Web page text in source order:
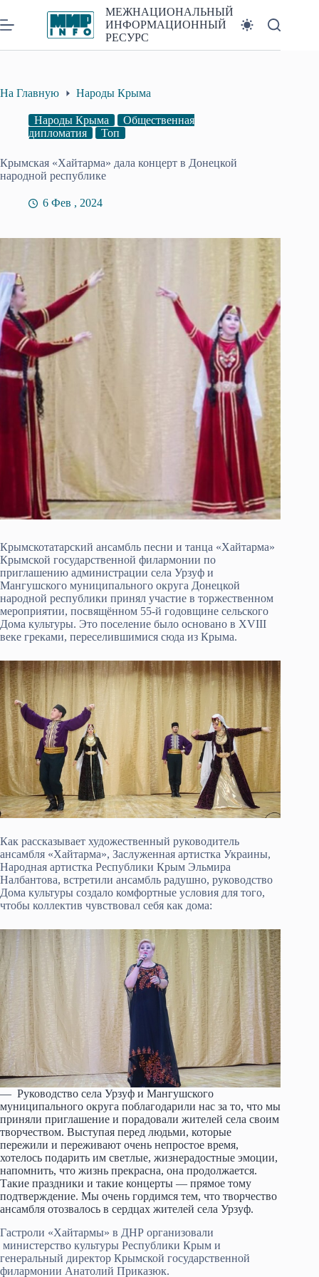
к
сути
МЕЖНАЦИОНАЛЬНЫЙ
ИНФОРМАЦИОННЫЙ
РЕСУРС
На Главную Народы Крыма
Народы Крыма
Общественная
дипломатия
Топ
Крымская «Хайтарма» дала концерт в Донецкой
народной республике
6 Фев , 2024
Крымскотатарский ансамбль песни и танца «Хайтарма»
Крымской государственной филармонии по
приглашению администрации села Урзуф и
Мангушского муниципального округа Донецкой
народной республики принял участие в торжественном
мероприятии, посвящённом 55-й годовщине сельского
Дома культуры. Это поселение было основано в XVIII
веке греками, переселившимися сюда из Крыма.
Как рассказывает художественный руководитель
ансамбля «Хайтарма», Заслуженная артистка Украины,
Народная артистка Республики Крым Эльмира
Налбантова, встретили ансамбль радушно, руководство
Дома культуры создало комфортные условия для того,
чтобы коллектив чувствовал себя как дома:
— Руководство села Урзуф и Мангушского
муниципального округа поблагодарили нас за то, что мы
приняли приглашение и порадовали жителей села своим
творчеством. Выступая перед людьми, которые
пережили и переживают очень непростое время,
хотелось подарить им светлые, жизнерадостные эмоции,
напомнить, что жизнь прекрасна, она продолжается.
Такие праздники и такие концерты — прямое тому
подтверждение. Мы очень гордимся тем, что творчество
ансамбля отозвалось в сердцах жителей села Урзуф.
Гастроли «Хайтармы» в ДНР организовали
министерство культуры Республики Крым и
генеральный директор Крымской государственной
филармонии Анатолий Приказюк.